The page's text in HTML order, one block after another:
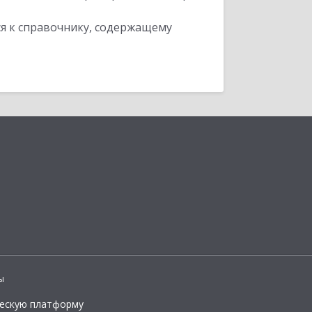
к справочнику, содержащему
платформу